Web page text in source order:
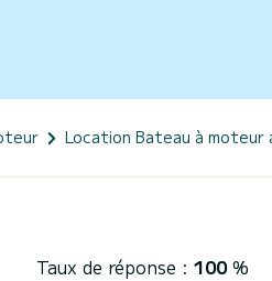
Location Bateau à moteur
Taux de réponse : 100%